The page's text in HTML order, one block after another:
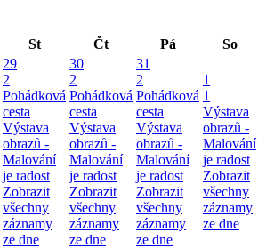
St Čt Pá
So
29
2
Pohádková
cesta
Výstava
obrazů -
Malování
je radost
Zobrazit
všechny
záznamy
ze dne
30
2
Pohádková
cesta
Výstava
obrazů -
Malování
je radost
Zobrazit
všechny
záznamy
ze dne
31
2
Pohádková
cesta
Výstava
obrazů -
Malování
je radost
Zobrazit
všechny
záznamy
ze dne
1
1
Výstava
obrazů -
Malování
je radost
Zobrazit
všechny
záznamy
ze dne